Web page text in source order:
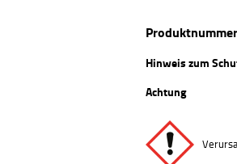
Hinweis zum
Achtung